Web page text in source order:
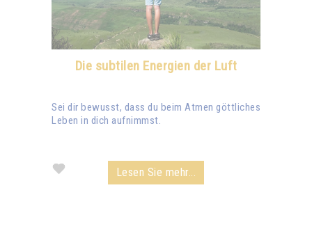
Die subtilen Energien der Luft
Sei dir bewusst, dass du beim Atmen göttliches
Leben in dich aufnimmst.
Lesen Sie mehr...